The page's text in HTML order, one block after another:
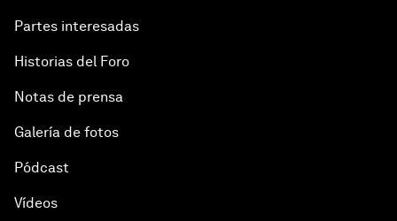
Partes interesadas
Historias del Foro
Notas de prensa
Galería de fotos
Pódcast
Vídeos